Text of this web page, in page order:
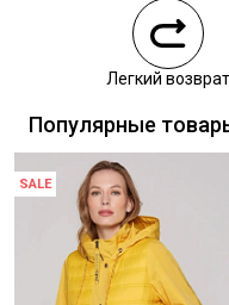
Курьерская доставка
Самовывоз из
Легкий возврат
Популярные
SALE